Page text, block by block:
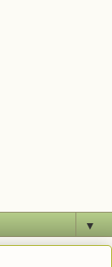
▼